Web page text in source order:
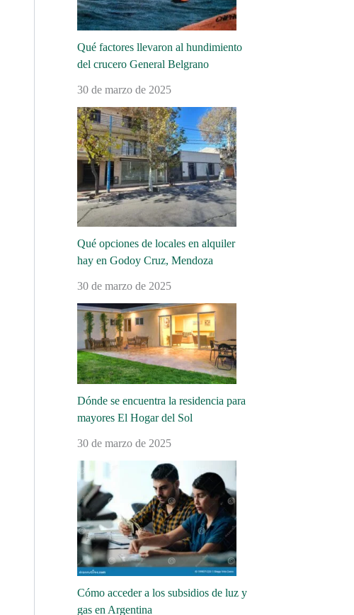
Qué factores llevaron al hundimiento
del crucero General Belgrano
30 de marzo de 2025
Qué opciones de locales en alquiler
hay en Godoy Cruz, Mendoza
30 de marzo de 2025
Dónde se encuentra la residencia para
mayores El Hogar del Sol
30 de marzo de 2025
Cómo acceder a los subsidios de luz y
gas en Argentina